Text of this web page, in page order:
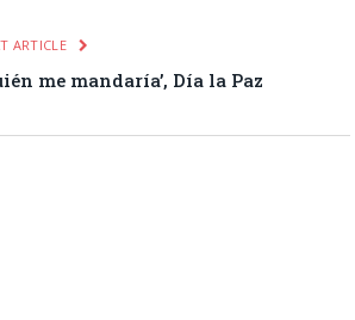
ARTICLE
me mandaría’, Día la Paz